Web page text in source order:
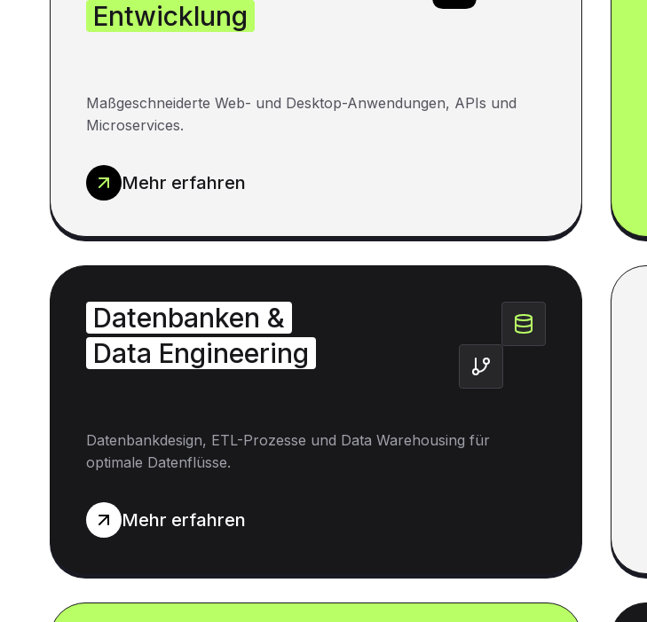
Entwicklung
Maßgeschneiderte Web- und Desktop-Anwendungen, APIs und
Microservices.
Mehr erfahren
Datenbanken &
Data Engineering
Datenbankdesign, ETL-Prozesse und Data Warehousing für
optimale Datenflüsse.
Mehr erfahren